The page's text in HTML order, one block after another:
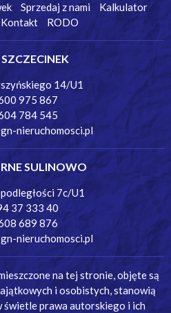
Sprzedaj z nami
Kalkulator
Kontakt RODO
14/U1
975 867
784 545
nieruchomosci.pl
SULINOWO
7c/U1
37 333 40
689 876
nieruchomosci.pl
na tej stronie, objęte są
i osobistych, stanowią
świetle prawa autorskiego i ich